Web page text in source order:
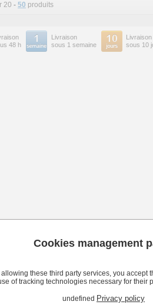
20 - 50 produits
48 h
Livraison
sous 1 semaine
Livraison
sous 10
Cookies management
allowing these third party services, you accept
of tracking technologies necessary for their
undefined Privacy policy